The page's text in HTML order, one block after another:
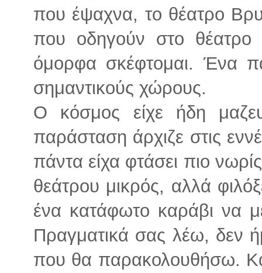
που έψαχνα, το θέατρο
που οδηγούν στο θέατρο
όμορφα σκέφτομαι. Ένα
σημαντικούς χώρους.
Ο κόσμος είχε ήδη
παράσταση άρχιζε στις
πάντα είχα φτάσει πιο
θεάτρου μικρός, αλλά
ένα κατάφωτο καράβι να
Πραγματικά σας λέω, δεν
που θα παρακολουθήσω.